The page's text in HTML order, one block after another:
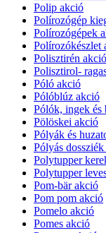
Polip akció
Polírozógép
Polírozógépek
Polírozókészlet
Polisztirén akció
Polisztirol-
Póló akció
Pólóblúz akció
Pólók, ingek és
Pölöskei akció
Pólyák és
Pólyás
Polytupper
Polytupper
Pom-bär akció
Pom pom akció
Pomelo akció
Pomes akció